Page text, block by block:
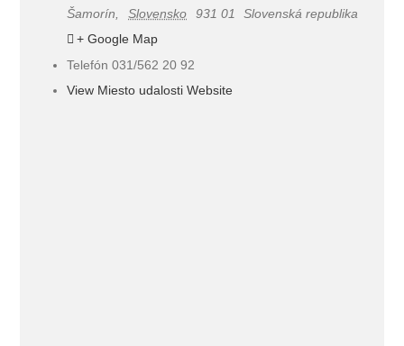
Šamorín, Slovensko 931 01
Slovenská republika
+ Google Map
Telefón 031/562 20 92
View Miesto udalosti Website